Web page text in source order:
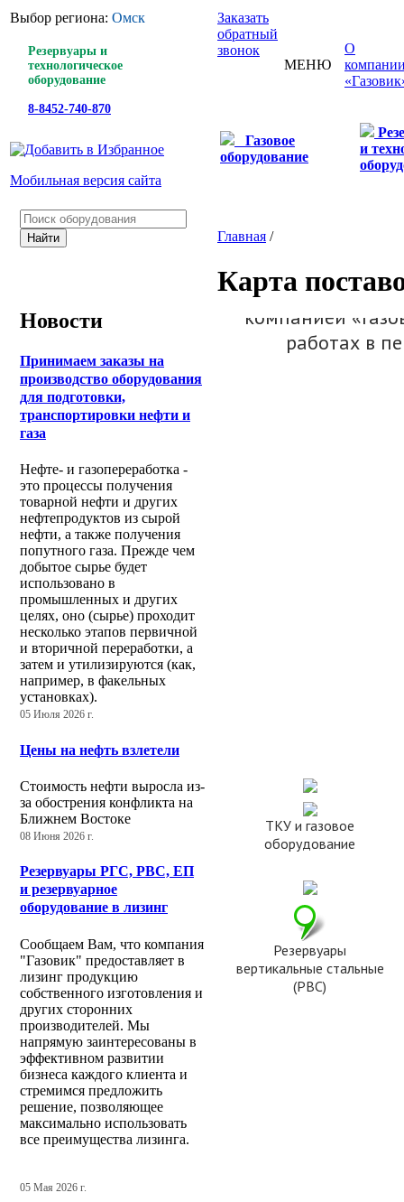
Выбор региона: Омск
Резервуары и
технологическое
оборудование
8-8452-740-870
Мобильная версия сайта
Заказать
обратный
звонок
МЕНЮ
О
Газовое
оборудование
и
Новости
Принимаем заказы на
производство оборудования
для подготовки,
транспортировки нефти и
газа
Нефте- и газопереработка -
это процессы получения
товарной нефти и других
нефтепродуктов из сырой
нефти, а также получения
попутного газа. Прежде чем
добытое сырье будет
использовано в
промышленных и других
целях, оно (сырье) проходит
несколько этапов первичной
и вторичной переработки, а
затем и утилизируются (как,
например, в факельных
установках).
05 Июля 2026 г.
Цены на нефть взлетели
Стоимость нефти выросла из-
за обострения конфликта на
Ближнем Востоке
08 Июня 2026 г.
Резервуары РГС, РВС, ЕП
и резервуарное
оборудование в лизинг
Сообщаем Вам, что компания
"Газовик" предоставляет в
лизинг продукцию
собственного изготовления и
других сторонних
производителей. Мы
напрямую заинтересованы в
эффективном развитии
бизнеса каждого клиента и
стремимся предложить
решение, позволяющее
максимально использовать
все преимущества лизинга.
05 Мая 2026 г.
Главная /
Карта